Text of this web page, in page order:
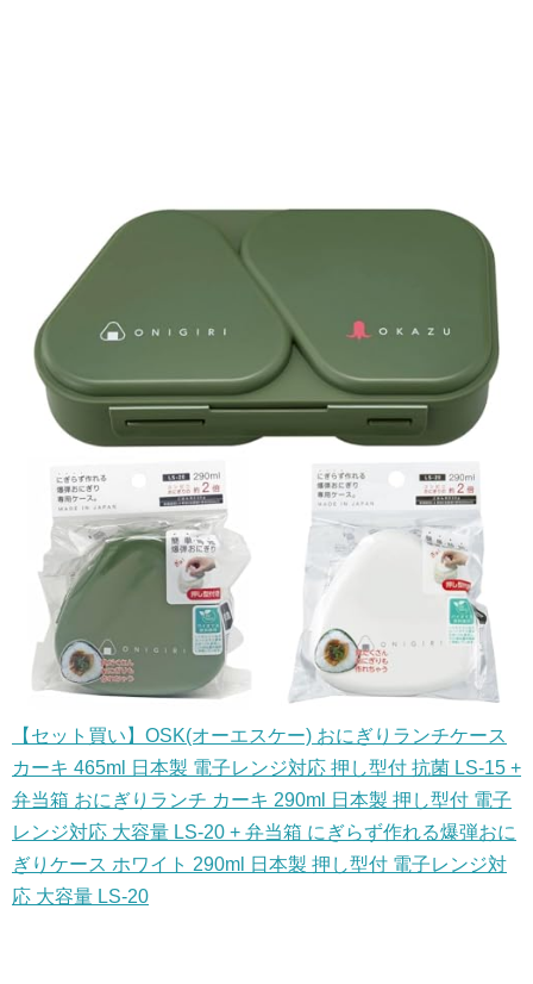
【セット買い】OSK(オーエスケー) おにぎりランチケース
カーキ 465ml 日本製 電子レンジ対応 押し型付 抗菌 LS-15 +
弁当箱 おにぎりランチ カーキ 290ml 日本製 押し型付 電子
レンジ対応 大容量 LS-20 + 弁当箱 にぎらず作れる爆弾おに
ぎりケース ホワイト 290ml 日本製 押し型付 電子レンジ対
応 大容量 LS-20